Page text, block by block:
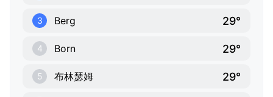
3 Berg 29°
4 Born 29°
5 布林瑟姆 29°